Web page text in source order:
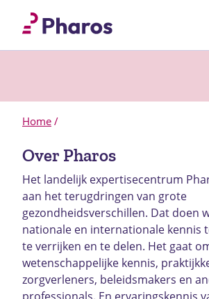
Home /
Over Pharos
Het landelijk expertisecentrum
aan het terugdringen van grote
gezondheidsverschillen. Dat doen
nationale en internationale kennis
te verrijken en te delen. Het gaat
wetenschappelijke kennis,
zorgverleners, beleidsmakers en